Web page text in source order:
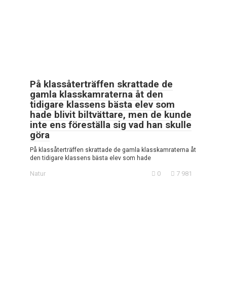
På klassåterträffen skrattade de
gamla klasskamraterna åt den
tidigare klassens bästa elev som
hade blivit biltvättare, men de kunde
inte ens föreställa sig vad han skulle
göra
På klassåterträffen skrattade de gamla klasskamraterna åt
den tidigare klassens bästa elev som hade
Natur 0 7 981